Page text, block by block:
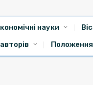
науки
Положення